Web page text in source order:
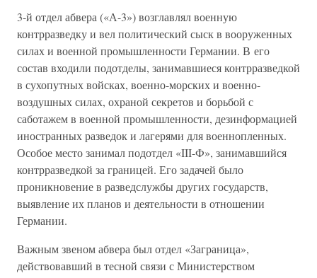
3-й отдел абвера («А-3») возглавлял военную
контрразведку и вел политический сыск в вооруженных
силах и военной промышленности Германии. В его
состав входили подотделы, занимавшиеся контрразведкой
в сухопутных войсках, военно-морских и военно-
воздушных силах, охраной секретов и борьбой с
саботажем в военной промышленности, дезинформацией
иностранных разведок и лагерями для военнопленных.
Особое место занимал подотдел «III-Ф», занимавшийся
контрразведкой за границей. Его задачей было
проникновение в разведслужбы других государств,
выявление их планов и деятельности в отношении
Германии.
Важным звеном абвера был отдел «Заграница»,
действовавший в тесной связи с Министерством